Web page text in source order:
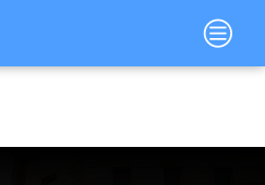
Main
Menu